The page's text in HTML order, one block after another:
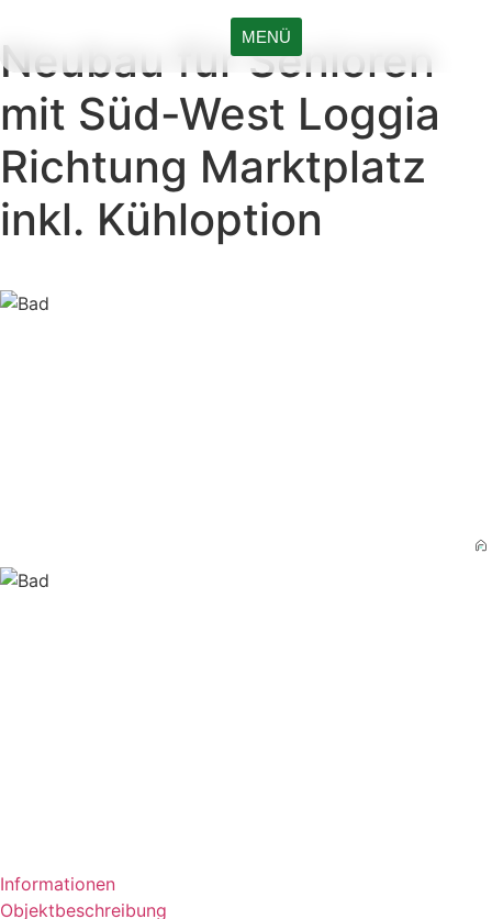
MENÜ
Neubau für Senioren
mit Süd-West Loggia
Richtung Marktplatz
inkl. Kühloption
Informationen
Objektbeschreibung